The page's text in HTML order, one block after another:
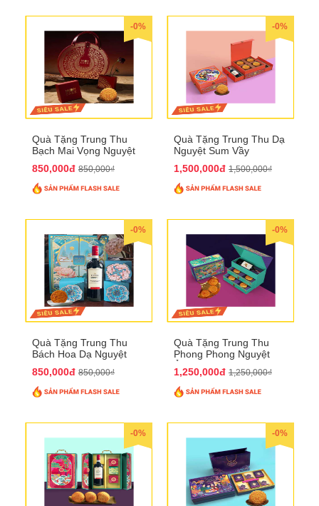
-0%
Quà Tặng Trung Thu
Bạch Mai Vọng Nguyệt
850,000đ 850,000₫
-0%
Quà Tặng Trung Thu Dạ
Nguyệt Sum Vầy
1,500,000đ 1,500,000₫
-0%
Quà Tặng Trung Thu
Bách Hoa Dạ Nguyệt
850,000đ 850,000₫
-0%
Quà Tặng Trung Thu
Phong Phong Nguyệt
1,250,000đ 1,250,000₫
-0% -0%